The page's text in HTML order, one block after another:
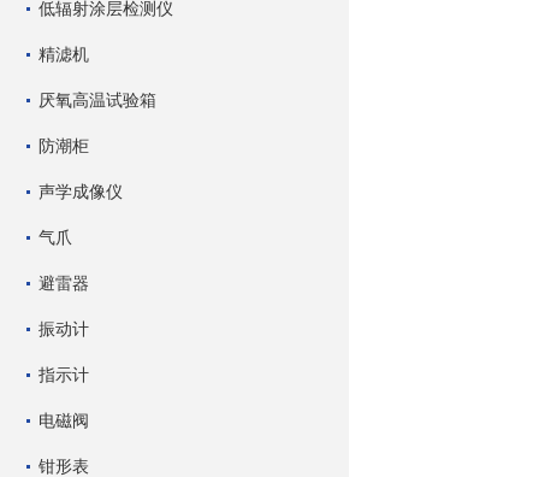
低辐射涂层检测仪
精滤机
厌氧高温试验箱
防潮柜
声学成像仪
气爪
避雷器
振动计
指示计
电磁阀
钳形表